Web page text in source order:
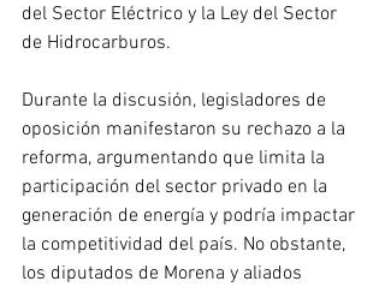
del Sector Eléctrico y la Ley del Sector
de Hidrocarburos.
Durante la discusión, legisladores de
oposición manifestaron su rechazo a la
reforma, argumentando que limita la
participación del sector privado en la
generación de energía y podría impactar
la competitividad del país. No obstante,
los diputados de Morena y aliados